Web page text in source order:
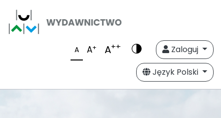
A A+ A++
Zaloguj
Język Polski